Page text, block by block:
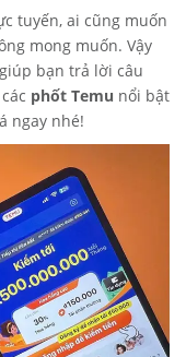
tuyến, ai cũng muốn
mong muốn. Vậy
bạn trả lời câu
phốt Temu nổi bật
ngay nhé!